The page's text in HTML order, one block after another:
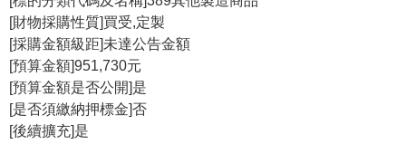
認
識
我
們
便
民
[財物採購性質]買受,定製
[採購金額級距]未達公告金額
[預算金額]951,730元
[預算金額是否公開]是
[是否須繳納押標金]否
[後續擴充]是